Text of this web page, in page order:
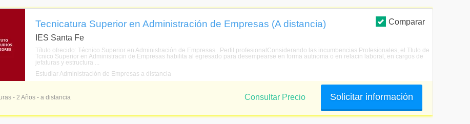
Comparar
Tecnicatura Superior en Administración de Empresas (A distancia)
IES Santa Fe
Título ofrecido: Técnico Superior en Administración de Empresas.. Perfil profesionalConsiderando las incumbencias Profesionales, el Ttulo de
Tcnico Superior en Administracin de Empresas habilita al egresado para desempearse en forma autnoma o en relacin laboral, en cargos de
jefaturas y estructura ...
Estudiar Administración de Empresas a distancia
- 2 Años - a distancia Solicitar información
Consultar Precio